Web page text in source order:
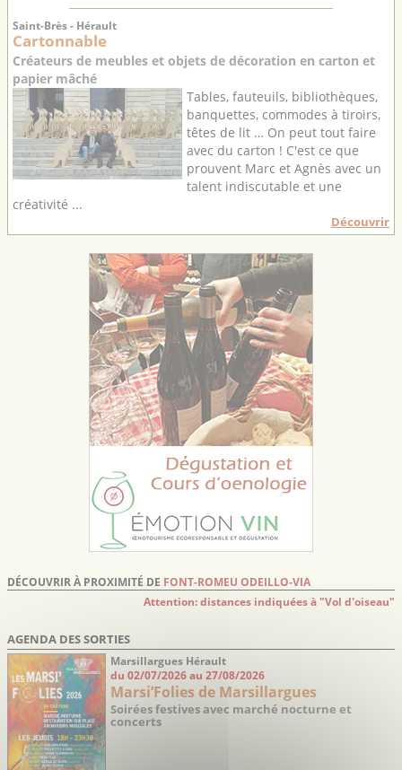
Saint-Brès - Hérault
Cartonnable
Créateurs de meubles et objets de décoration en carton et
papier mâché
Tables, fauteuils, bibliothèques,
banquettes, commodes à tiroirs,
têtes de lit … On peut tout faire
avec du carton ! C'est ce que
prouvent Marc et Agnès avec un
talent indiscutable et une
créativité ...
Découvrir
DÉCOUVRIR À PROXIMITÉ DE FONT-ROMEU ODEILLO-VIA
Attention: distances indiquées à "Vol d'oiseau"
AGENDA DES SORTIES
Marsillargues Hérault
du 02/07/2026 au 27/08/2026
Marsi’Folies de Marsillargues
Soirées festives avec marché nocturne et
concerts